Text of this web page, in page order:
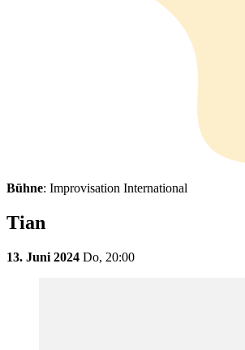
Bühne: Improvisation International
Tian
13. Juni 2024 Do, 20:00